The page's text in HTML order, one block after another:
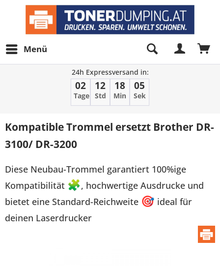
Menü
24h Expressversand in:
02
Tage
12
Std
18
Min
05
Sek
Kompatible Trommel ersetzt Brother DR-
3100/ DR-3200
Diese Neubau-Trommel garantiert 100%ige
Kompatibilität 🧩, hochwertige Ausdrucke und
bietet eine Standard-Reichweite 🎯 ideal für
deinen Laserdrucker